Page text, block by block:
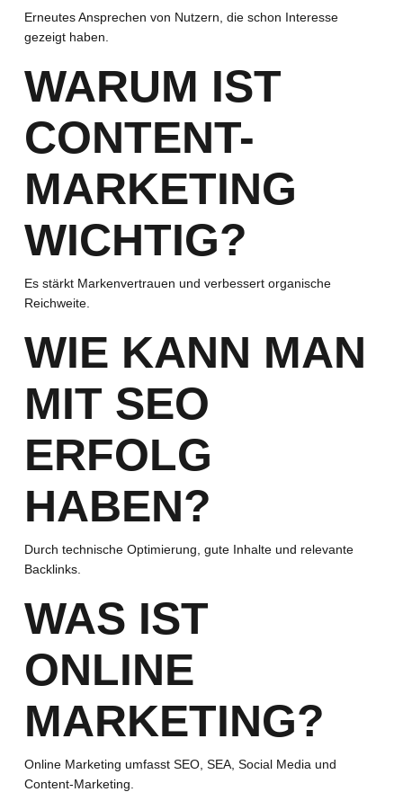
Erneutes Ansprechen von Nutzern, die schon Interesse
gezeigt haben.
WARUM IST
CONTENT-
MARKETING
WICHTIG?
Es stärkt Markenvertrauen und verbessert organische
Reichweite.
WIE KANN MAN
MIT SEO
ERFOLG
HABEN?
Durch technische Optimierung, gute Inhalte und relevante
Backlinks.
WAS IST
ONLINE
MARKETING?
Online Marketing umfasst SEO, SEA, Social Media und
Content-Marketing.